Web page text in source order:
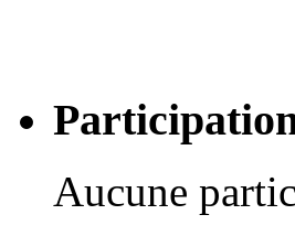
Aucune